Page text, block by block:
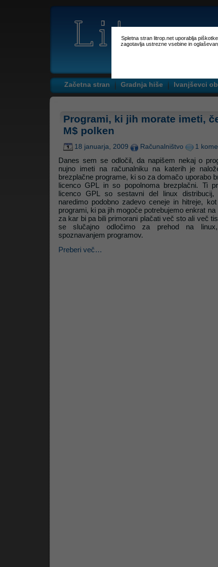
Spletna stran litrop.net uporablja
zagotavlja ustrezne vsebine in
Začetna stran Gradnja hiše Ivanjševci
Programi, ki jih morate imeti,
M$ polken
18 januarja, 2009 Računalništvo 1
Danes sem se odločil, da napišem nekaj o
nujno imeti na računalniku na katerih je
brezplačne programe, ki so za domačo uporabo
licenco GPL in so popolnoma brezplačni. Ti
licenco GPL so sestavni del linux
naredimo podobno zadevo ceneje in hitreje,
programi, ki pa jih mogoče potrebujemo enkrat
za kar bi pa bili primorani plačati več sto ali več
se slučajno odločimo za prehod na
spoznavanjem programov.
Preberi več…